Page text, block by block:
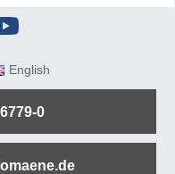
English
0